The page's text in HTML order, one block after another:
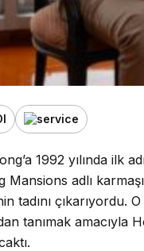
1992 yılında ilk
Mansions adlı
tadını çıkarıyordu.
tanımak amacıyla